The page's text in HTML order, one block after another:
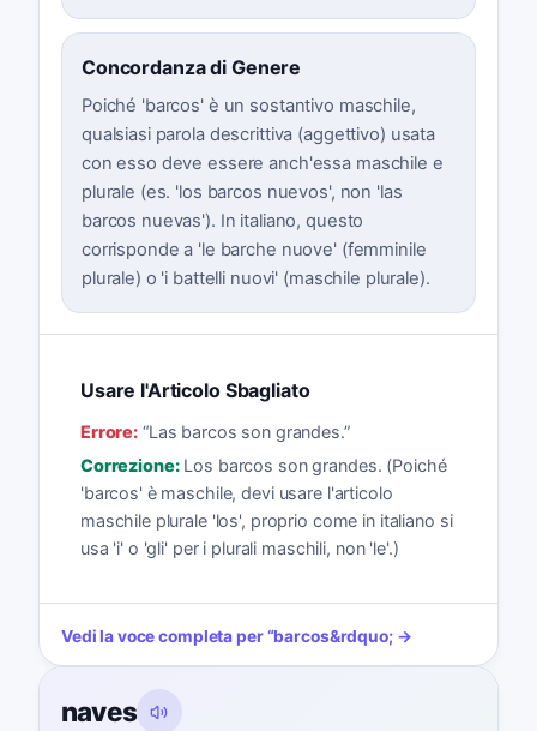
Concordanza di Genere
Poiché 'barcos' è un sostantivo maschile,
qualsiasi parola descrittiva (aggettivo) usata
con esso deve essere anch'essa maschile e
plurale (es. 'los barcos nuevos', non 'las
barcos nuevas'). In italiano, questo
corrisponde a 'le barche nuove' (femminile
plurale) o 'i battelli nuovi' (maschile plurale).
Usare l'Articolo Sbagliato
Errore: “Las barcos son grandes.”
Correzione: Los barcos son grandes. (Poiché
'barcos' è maschile, devi usare l'articolo
maschile plurale 'los', proprio come in italiano si
usa 'i' o 'gli' per i plurali maschili, non 'le'.)
Vedi la voce completa per“barcos&rdquo; →
naves